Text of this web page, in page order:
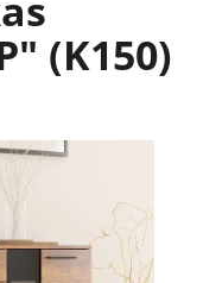
(K150)